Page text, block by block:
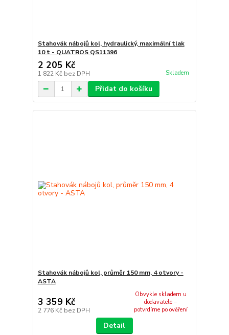
Stahovák nábojů kol, hydraulický, maximální tlak
10 t - QUATROS QS11396
2 205 Kč
1 822 Kč bez DPH Skladem
Přidat do košíku
Stahovák nábojů kol, průměr 150 mm, 4 otvory -
ASTA
3 359 Kč
2 776 Kč bez DPH
Obvykle skladem u
dodavatele –
potvrdíme po ověření
Detail